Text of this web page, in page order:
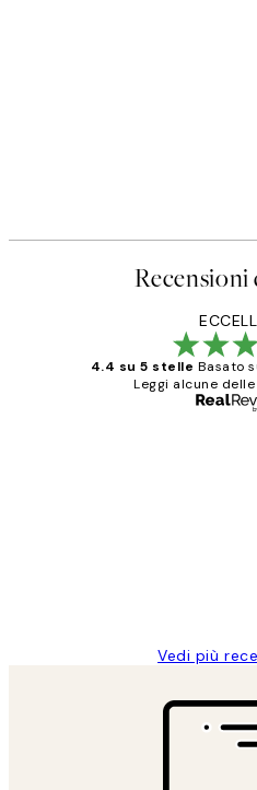
4.4 su 5 stelle Basato
Leggi alcune
Vedi più